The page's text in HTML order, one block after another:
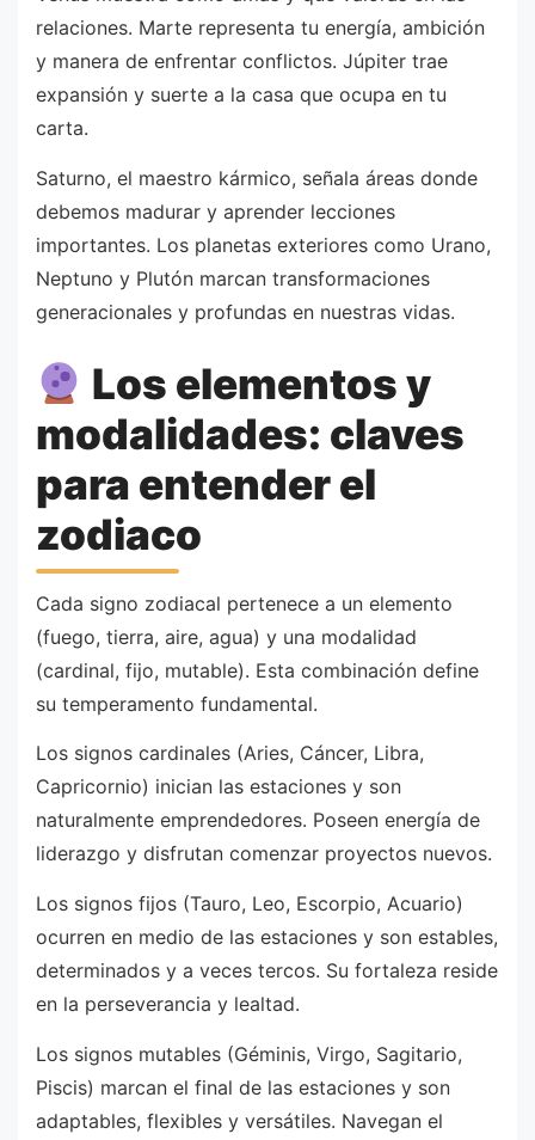
relaciones. Marte representa tu energía, ambición
y manera de enfrentar conflictos. Júpiter trae
expansión y suerte a la casa que ocupa en tu
carta.
Saturno, el maestro kármico, señala áreas donde
debemos madurar y aprender lecciones
importantes. Los planetas exteriores como Urano,
Neptuno y Plutón marcan transformaciones
generacionales y profundas en nuestras vidas.
Los elementos y
modalidades: claves
para entender el
zodiaco
Cada signo zodiacal pertenece a un elemento
(fuego, tierra, aire, agua) y una modalidad
(cardinal, fijo, mutable). Esta combinación define
su temperamento fundamental.
Los signos cardinales (Aries, Cáncer, Libra,
Capricornio) inician las estaciones y son
naturalmente emprendedores. Poseen energía de
liderazgo y disfrutan comenzar proyectos nuevos.
Los signos fijos (Tauro, Leo, Escorpio, Acuario)
ocurren en medio de las estaciones y son estables,
determinados y a veces tercos. Su fortaleza reside
en la perseverancia y lealtad.
Los signos mutables (Géminis, Virgo, Sagitario,
Piscis) marcan el final de las estaciones y son
adaptables, flexibles y versátiles. Navegan el